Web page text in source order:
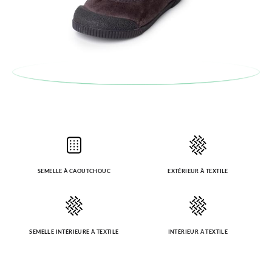
automatiquement dans votre boîte de réception.
Pour échanger un article, veuillez renvoyer votre paire
bureau de poste Francia Colissimo et passer une nouvelle
commande pour la pointure ou le modèle souhaité.
SEMELLE À CAOUTCHOUC EXTÉRIEUR À TEXTILE
SEMELLE INTÉRIEURE À TEXTILE INTÉRIEUR À TEXTILE